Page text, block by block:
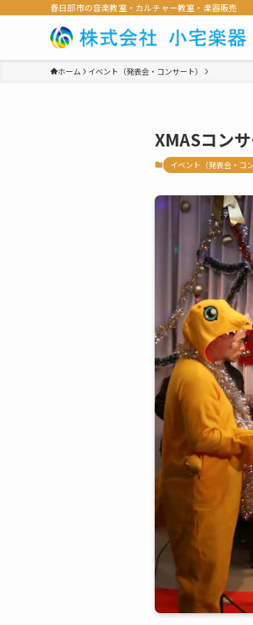
春日部市の音楽教室・カルチャー教室・楽器販売
ホーム イベント（発表会・コンサート）
XMASコン
イベント（発表会・コン